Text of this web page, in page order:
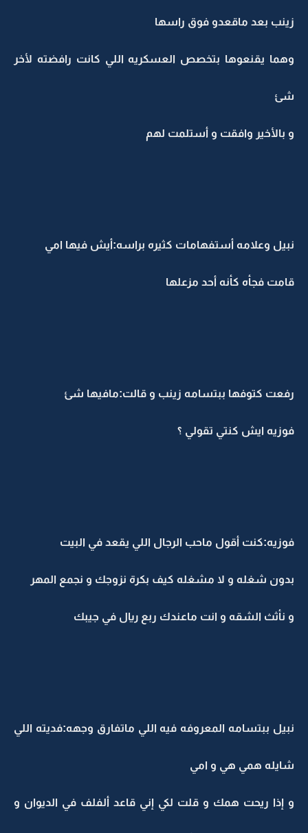
زينب بعد ماقعدو فوق راسها
وهما يقنعوها بتخصص العسكريه اللي كانت رافضته لأخر
شئ
و بالأخير وافقت و أستلمت لهم
نبيل وعلامه أستفهامات كثيره براسه:أيش فيها امي
قامت فجأه كأنه أحد مزعلها
رفعت كتوفها ببتسامه زينب و قالت:مافيها شئ
فوزيه ايش كنتي تقولي ؟
فوزيه:كنت أقول ماحب الرجال اللي يقعد في البيت
بدون شغله و لا مشغله كيف بكرة نزوجك و نجمع المهر
و نأثث الشقه و انت ماعندك ربع ريال في جيبك
نبيل ببتسامه المعروفه فيه اللي ماتفارق وجهه:فديته اللي
شايله همي هي و امي
و إذا ريحت همك و قلت لكي إني قاعد ألفلف في الديوان و